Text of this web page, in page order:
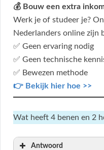
💰 Bouw een extra
Werk je of studeer je?
Nederlanders online zijn
✅ Geen ervaring nodig
✅ Geen technische
✅ Bewezen methode
👉 Bekijk hier hoe >>
Wat heeft 4 benen en 2
Antwoord